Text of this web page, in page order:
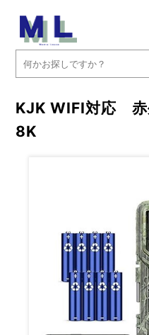
KJK WIFI対応 赤
8K